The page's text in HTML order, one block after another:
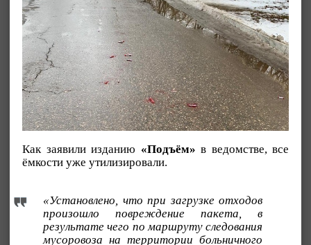
Как заявили изданию «Подъём» в ведомстве, все
ёмкости уже утилизировали.
«Установлено, что при загрузке отходов
произошло повреждение пакета, в
результате чего по маршруту следования
мусоровоза на территории больничного